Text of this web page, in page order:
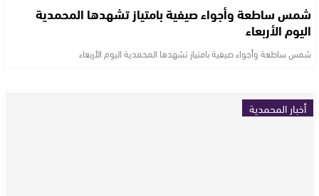
شمس ساطعة وأجواء صيفية بامتياز تشهدها المحمدية
اليوم الأربعاء
شمس ساطعة وأجواء صيفية بامتياز تشهدها المحمدية اليوم الأربعاء
أخبار المحمدية